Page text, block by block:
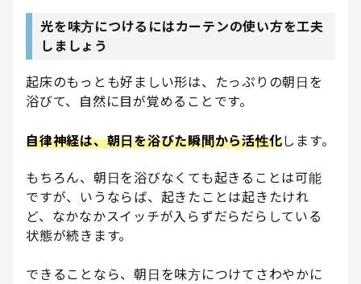
光を味方につけるにはカーテンの使い方を工夫
しましょう
起床のもっとも好ましい形は、たっぷりの朝日を
浴びて、自然に目が覚めることです。
自律神経は、朝日を浴びた瞬間から活性化します。
もちろん、朝日を浴びなくても起きることは可能
ですが、いうならば、起きたことは起きたけれ
ど、なかなかスイッチが入らずだらだらしている
状態が続きます。
できることなら、朝日を味方につけてさわやかに